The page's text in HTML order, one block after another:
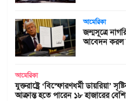
আমেরিকা
জন্মসূত্রে
আবেদন করল
আমেরিকা
যুক্তরাষ্ট্রে ‘বিস্ফোরণধর্মী ডায়রিয়া’
আক্রান্ত হতে পারেন ১৮ হাজারের